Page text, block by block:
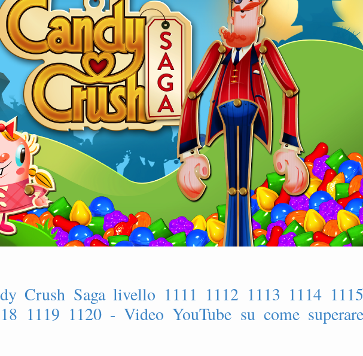
Crush Saga livello 1111 1112 1113 1114 1115
1119 1120 - Video YouTube su come superare